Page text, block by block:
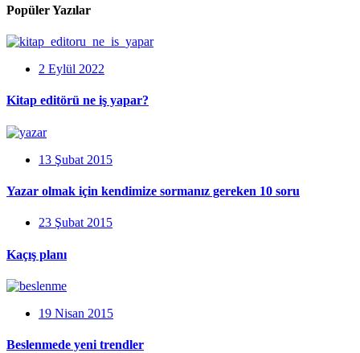
Popüler Yazılar
2 Eylül 2022
Kitap editörü ne iş yapar?
13 Şubat 2015
Yazar olmak için kendimize sormanız gereken 10 soru
23 Şubat 2015
Kaçış planı
19 Nisan 2015
Beslenmede yeni trendler